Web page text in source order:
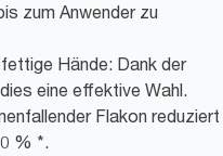
zum Anwender zu
Hände: Dank der
eine effektive Wahl.
Flakon reduziert
% *.